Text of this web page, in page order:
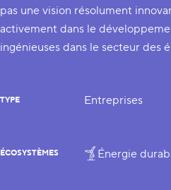
pas une vision résolument
activement dans le
ingénieuses dans le secteur des
TYPE Entreprises
ÉCOSYSTÈMES Énergie